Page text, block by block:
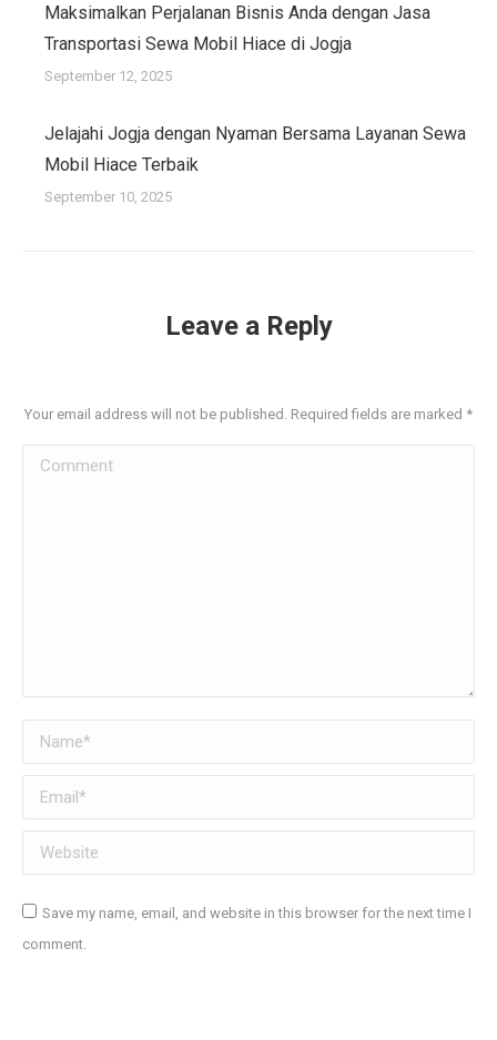
Maksimalkan Perjalanan Bisnis Anda dengan Jasa
Transportasi Sewa Mobil Hiace di Jogja
September 12, 2025
Jelajahi Jogja dengan Nyaman Bersama Layanan Sewa
Mobil Hiace Terbaik
September 10, 2025
Leave a Reply
Your email address will not be published. Required fields are marked *
Comment
Name *
Email *
Website
Save my name, email, and website in this browser for the next time I
comment.